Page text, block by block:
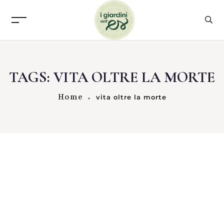
TAGS: VITA OLTRE LA MORTE
Home vita oltre la morte